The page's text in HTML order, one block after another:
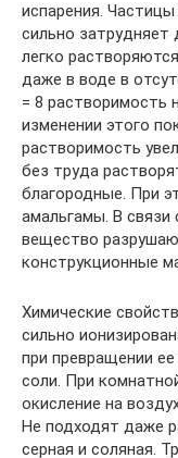
испарения.
сильно
легко
даже в воде в
= 8 растворимость
изменении этого
растворимость
без труда
благородные. При
амальгамы. В связи
вещество
конструкционные
Химические
сильно
при превращении
соли. При
окисление на
Не подходят даже
серная и соляная.